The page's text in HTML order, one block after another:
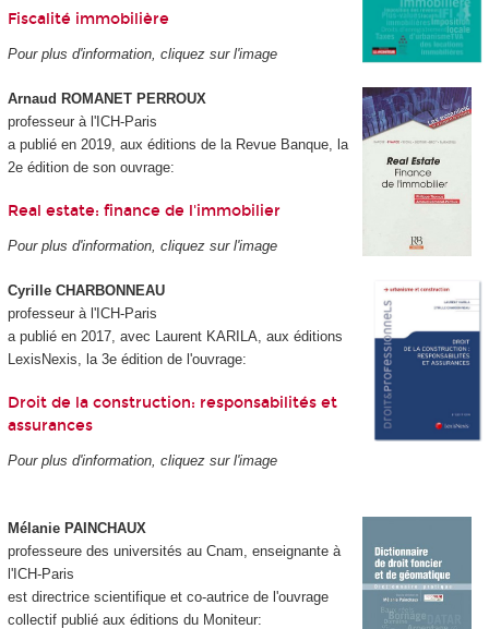
Fiscalité immobilière
Pour plus d'information, cliquez sur l'image
Arnaud ROMANET PERROUX
professeur à l'ICH-Paris
a publié en 2019, aux éditions de la Revue Banque, la
2e édition de son ouvrage:
Real estate: finance de l'immobilier
Pour plus d'information, cliquez sur l'image
Cyrille CHARBONNEAU
professeur à l'ICH-Paris
a publié en 2017, avec Laurent KARILA, aux éditions
LexisNexis, la 3e édition de l'ouvrage:
Droit de la construction: responsabilités et
assurances
Pour plus d'information, cliquez sur l'image
Mélanie PAINCHAUX
professeure des universités au Cnam, enseignante à
l'ICH-Paris
est directrice scientifique et co-autrice de l'ouvrage
collectif publié aux éditions du Moniteur: